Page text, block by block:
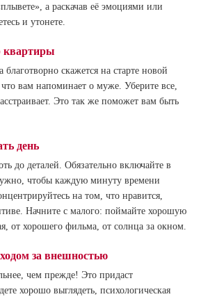
а раскачав её эмоциями или
и утонете.
квартиры
скажется на старте новой
вам напоминает о муже. Уберите все,
Это так же поможет вам быть
день
до деталей. Обязательно включайте в
чтобы каждую минуту времени
на том, что нравится,
Начните с малого: поймайте хорошую
от хорошего фильма, от солнца за окном.
за внешностью
чем прежде! Это придаст
хорошо выглядеть, психологическая